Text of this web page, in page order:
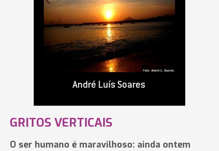
GRITOS VERTICAIS
O ser humano é maravilhoso: ainda ontem